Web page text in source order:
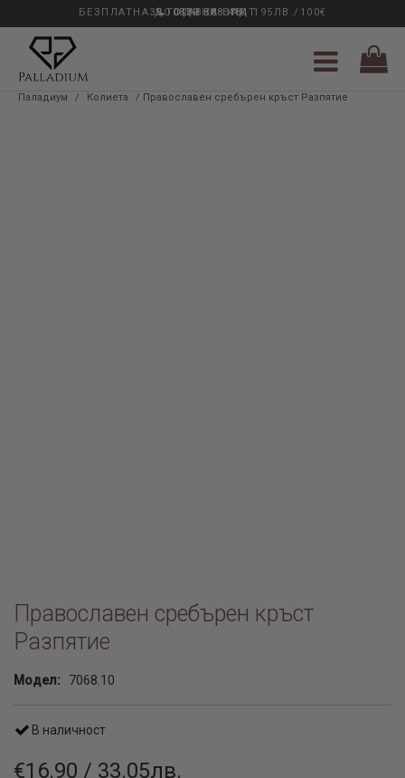
33 ГОДИНИ ОПИТ
БЕЗПЛАТНА ДОСТАВКА НАД 195ЛВ./100€
0889 888 484
Паладиум / Колиета / Православен сребърен кръст Разпятие
Православен сребърен кръст
Разпятие
Модел: 7068.10
В наличност
€16.90 / 33.05лв.